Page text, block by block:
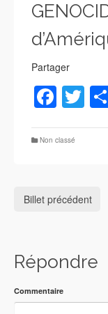
Partager
Non classé
Billet précédent
Répondre
Commentaire